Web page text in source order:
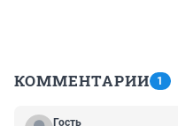
КОММЕНТАРИИ 1
Гость